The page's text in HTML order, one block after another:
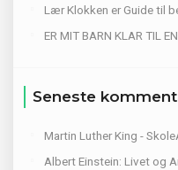
Lær Klokken er Guide til
ER MIT BARN KLAR TIL
Seneste
Martin Luther King -
Albert Einstein: Livet og